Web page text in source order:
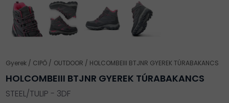
Gyerek CIPŐ OUTDOOR HOLCOMBEIII BTJNR GYEREK TÚRABAKANCS
HOLCOMBEIII BTJNR GYEREK TÚRABAKANCS
STEEL/TULIP - 3DF